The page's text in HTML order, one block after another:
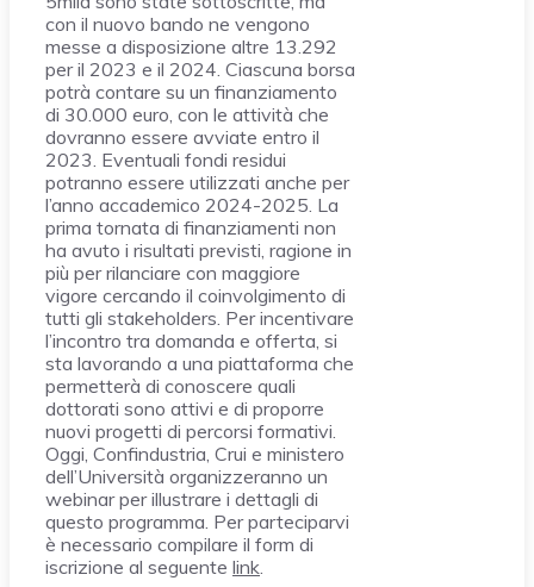
con il nuovo bando ne vengono
messe a disposizione altre 13.292
per il 2023 e il 2024. Ciascuna borsa
potrà contare su un finanziamento
di 30.000 euro, con le attività che
dovranno essere avviate entro il
2023. Eventuali fondi residui
potranno essere utilizzati anche per
l’anno accademico 2024-2025. La
prima tornata di finanziamenti non
ha avuto i risultati previsti, ragione in
più per rilanciare con maggiore
vigore cercando il coinvolgimento di
tutti gli stakeholders. Per incentivare
l’incontro tra domanda e offerta, si
sta lavorando a una piattaforma che
permetterà di conoscere quali
dottorati sono attivi e di proporre
nuovi progetti di percorsi formativi.
Oggi, Confindustria, Crui e ministero
dell’Università organizzeranno un
webinar per illustrare i dettagli di
questo programma. Per parteciparvi
è necessario compilare il form di
iscrizione al seguente link.